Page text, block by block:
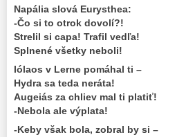
Napália slová Eurysthea:
-Čo si to otrok dovolí?!
Strelil si capa! Trafil vedľa!
Splnené všetky neboli!
Iólaos v Lerne pomáhal ti –
Hydra sa teda neráta!
Augeiás za chliev mal ti platiť!
-Nebola ale výplata!
-Keby však bola, zobral by si –